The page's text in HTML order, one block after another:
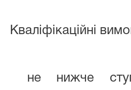
Кваліфікаційні
не нижче